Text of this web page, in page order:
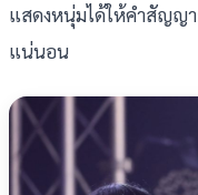
แสดงหนุ่มได้ให้คำสัญญ
แน่นอน